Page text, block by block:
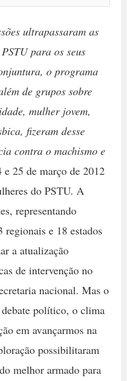
ultrapassaram as
para os seus
o programa
de grupos sobre
mulher jovem,
fizeram desse
contra o machismo e
25 de março de 2012
do PSTU. A
representando
regionais e 18 estados
a atualização
de intervenção no
nacional. Mas o
político, o clima
em avançarmos na
possibilitaram
melhor armado para